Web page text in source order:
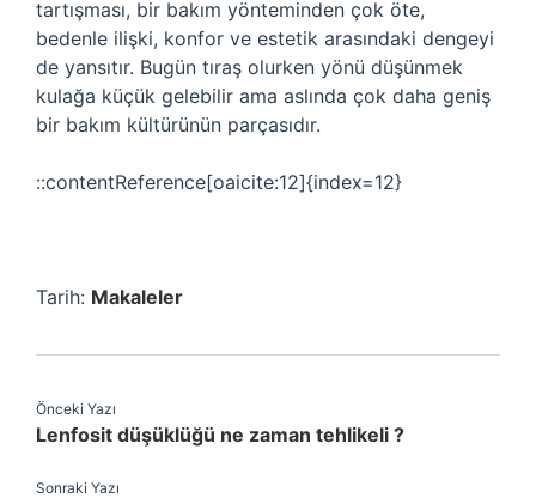
tartışması, bir bakım yönteminden çok öte,
bedenle ilişki, konfor ve estetik arasındaki dengeyi
de yansıtır. Bugün tıraş olurken yönü düşünmek
kulağa küçük gelebilir ama aslında çok daha geniş
bir bakım kültürünün parçasıdır.
::contentReference[oaicite:12]{index=12}
Tarih: Makaleler
Önceki Yazı
Lenfosit düşüklüğü ne zaman tehlikeli ?
Sonraki Yazı